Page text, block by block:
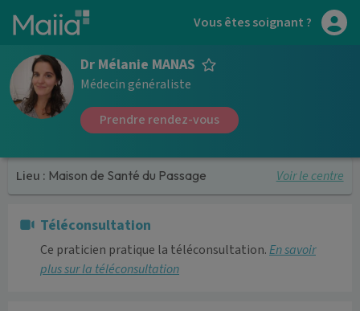
Aller au contenu principal Vous êtes soignant ?
Dr Mélanie MANAS
Médecin généraliste
Prendre rendez-vous
Lieu : Maison de Santé du Passage Voir le centre
Téléconsultation
Ce praticien pratique la téléconsultation.En savoir
plus sur la téléconsultation